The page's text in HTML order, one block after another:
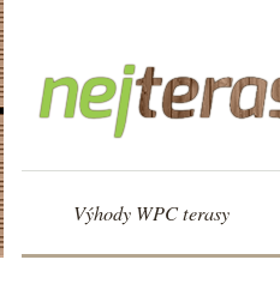
Výhody WPC terasy